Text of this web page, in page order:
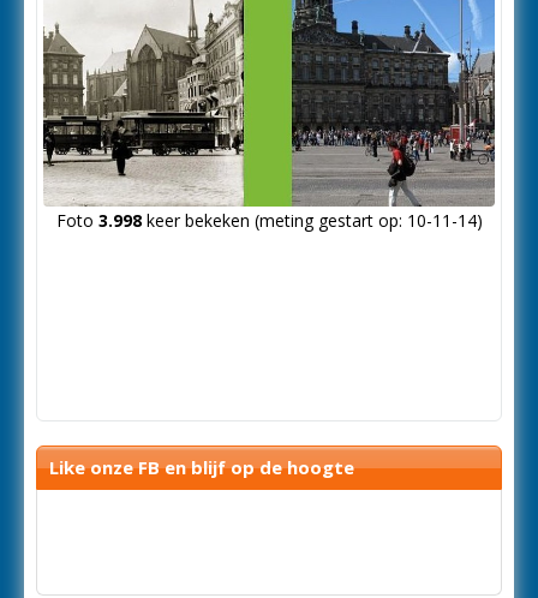
Foto 3.998keer bekeken (meting gestart op: 10-11-14)
Like onze FB en blijf op de hoogte